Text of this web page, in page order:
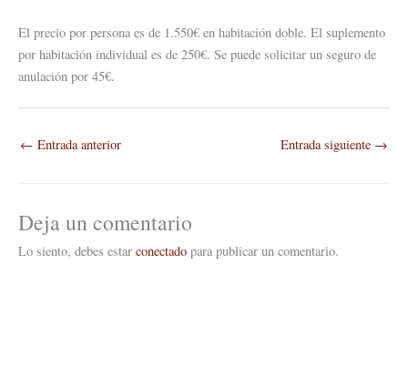
El precio por persona es de 1.550€ en habitación doble. El suplemento
por habitación individual es de 250€. Se puede solicitar un seguro de
anulación por 45€.
← Entrada anterior Entrada siguiente →
Deja un comentario
Lo siento, debes estar conectado para publicar un comentario.